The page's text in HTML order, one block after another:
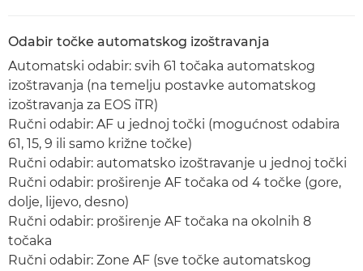
Odabir točke automatskog izoštravanja
Automatski odabir: svih 61 točaka automatskog
izoštravanja (na temelju postavke automatskog
izoštravanja za EOS iTR)
Ručni odabir: AF u jednoj točki (mogućnost odabira
61, 15, 9 ili samo križne točke)
Ručni odabir: automatsko izoštravanje u jednoj točki
Ručni odabir: proširenje AF točaka od 4 točke (gore,
dolje, lijevo, desno)
Ručni odabir: proširenje AF točaka na okolnih 8
točaka
Ručni odabir: Zone AF (sve točke automatskog